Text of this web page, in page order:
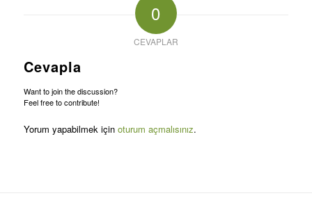
0
CEVAPLAR
Cevapla
Want to join the discussion?
Feel free to contribute!
Yorum yapabilmek için oturum açmalısınız.